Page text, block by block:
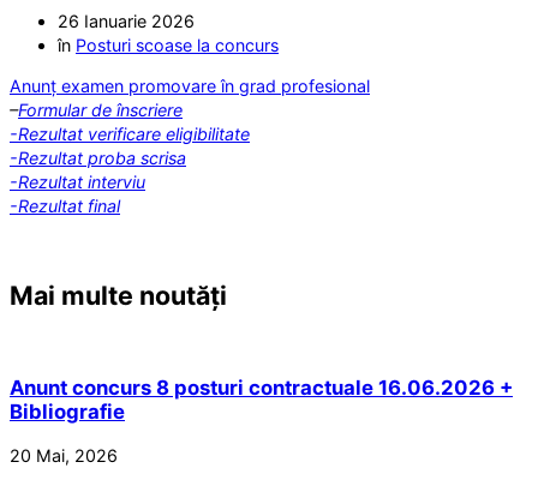
26 Ianuarie 2026
în Posturi scoase la concurs
Anunț examen promovare în grad profesional
–Formular de înscriere
-Rezultat verificare eligibilitate
-Rezultat proba scrisa
-Rezultat interviu
-Rezultat final
Mai multe noutăți
Anunt concurs 8 posturi contractuale 16.06.2026 +
Bibliografie
20 Mai, 2026